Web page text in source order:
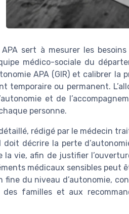
sert à mesurer les
médico-sociale du
APA (GIR) et calibrer
temporaire ou permanent.
et de
personne.
rédigé par le médecin
décrire la perte
vie, afin de justifier
médicaux sensibles peut
du niveau d’autonomie,
familles et aux